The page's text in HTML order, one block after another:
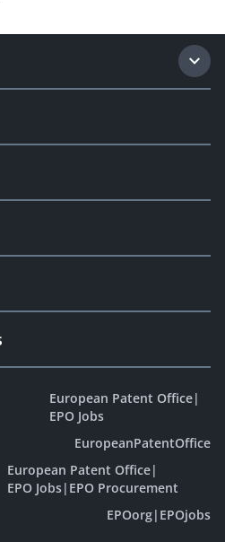
European Patent Office|
EPO Jobs
EuropeanPatentOffice
European Patent Office|
EPO Jobs| EPO Procurement
EPOorg| EPOjobs